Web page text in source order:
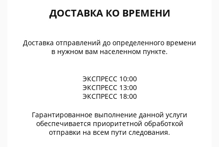
ДОСТАВКА КО ВРЕМЕНИ
Доставка отправлений до определенного времени
в нужном вам населенном пункте.
ЭКСПРЕСС 10:00
ЭКСПРЕСС 13:00
ЭКСПРЕСС 18:00
Гарантированное выполнение данной услуги
обеспечивается приоритетной обработкой
отправки на всем пути следования.